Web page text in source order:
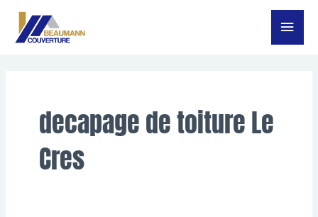
Aller
Menu
decapage de toiture Le
Cres